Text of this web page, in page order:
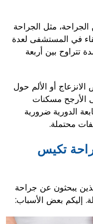
مثل الجراحة
في المستشفى لعدة
تتراوح بين أربعة
أو الألم حول
مسكنات
الدورية ضرورية
محتملة.
تكيس
يبحثون عن جراحة
إليكم بعض الأسباب: